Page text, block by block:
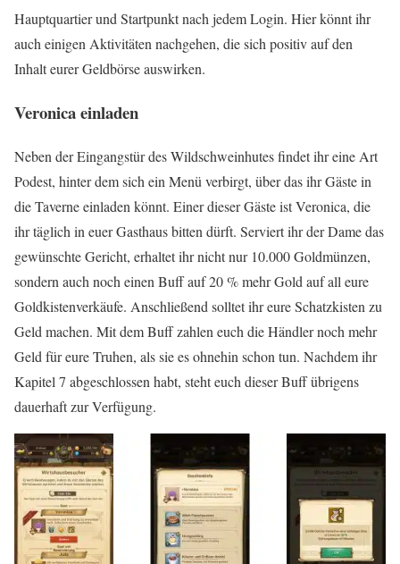
Hauptquartier und Startpunkt nach jedem Login. Hier könnt ihr
auch einigen Aktivitäten nachgehen, die sich positiv auf den
Inhalt eurer Geldbörse auswirken.
Veronica einladen
Neben der Eingangstür des Wildschweinhutes findet ihr eine Art
Podest, hinter dem sich ein Menü verbirgt, über das ihr Gäste in
die Taverne einladen könnt. Einer dieser Gäste ist Veronica, die
ihr täglich in euer Gasthaus bitten dürft. Serviert ihr der Dame das
gewünschte Gericht, erhaltet ihr nicht nur 10.000 Goldmünzen,
sondern auch noch einen Buff auf 20 % mehr Gold auf all eure
Goldkistenverkäufe. Anschließend solltet ihr eure Schatzkisten zu
Geld machen. Mit dem Buff zahlen euch die Händler noch mehr
Geld für eure Truhen, als sie es ohnehin schon tun. Nachdem ihr
Kapitel 7 abgeschlossen habt, steht euch dieser Buff übrigens
dauerhaft zur Verfügung.